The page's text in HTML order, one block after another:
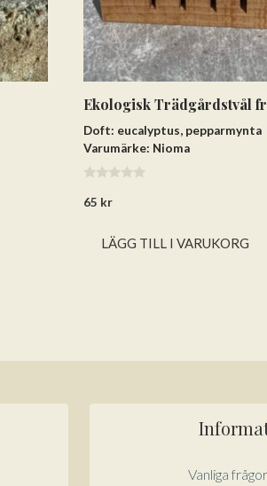
Ekologisk Trädgårdstvål
Doft: eucalyptus, pepparmynta
Varumärke: Nioma
a
65 kr
LÄGG TILL I VARUKORG
Vanliga